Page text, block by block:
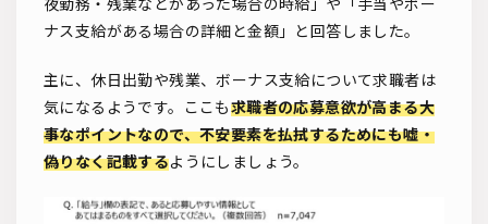
夜勤務・残業などがあった場合の時給」や「手当やボー
ナス支給がある場合の詳細と金額」と回答しました。
主に、休日出勤や残業、ボーナス支給について求職者は
気になるようです。ここも求職者の応募意欲が高まる大
事なポイントなので、不安要素を払拭するためにも嘘・
偽りなく記載するようにしましょう。